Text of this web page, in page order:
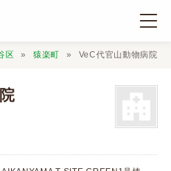
区 猿楽町 VeC代官山動物病院